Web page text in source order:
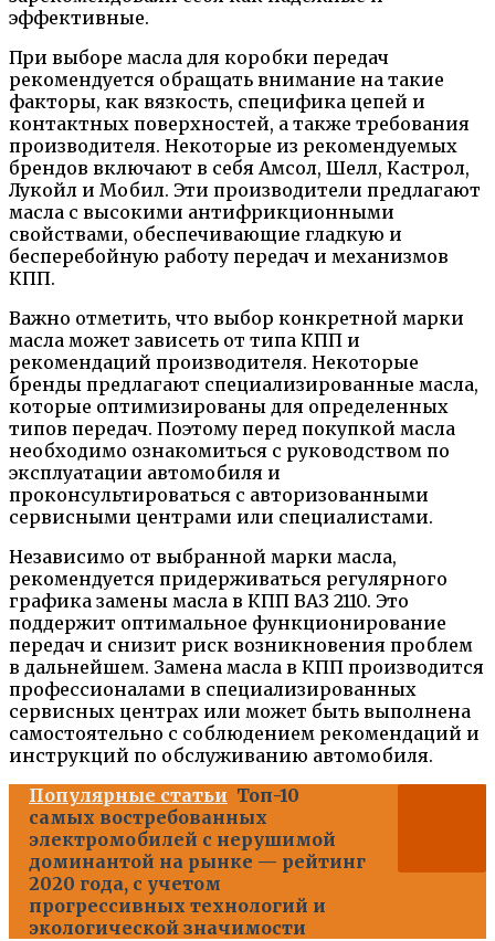
эффективные.
При выборе масла для коробки передач
рекомендуется обращать внимание на такие
факторы, как вязкость, специфика цепей и
контактных поверхностей, а также требования
производителя. Некоторые из рекомендуемых
брендов включают в себя Амсол, Шелл, Кастрол,
Лукойл и Мобил. Эти производители предлагают
масла с высокими антифрикционными
свойствами, обеспечивающие гладкую и
бесперебойную работу передач и механизмов
КПП.
Важно отметить, что выбор конкретной марки
масла может зависеть от типа КПП и
рекомендаций производителя. Некоторые
бренды предлагают специализированные масла,
которые оптимизированы для определенных
типов передач. Поэтому перед покупкой масла
необходимо ознакомиться с руководством по
эксплуатации автомобиля и
проконсультироваться с авторизованными
сервисными центрами или специалистами.
Независимо от выбранной марки масла,
рекомендуется придерживаться регулярного
графика замены масла в КПП ВАЗ 2110. Это
поддержит оптимальное функционирование
передач и снизит риск возникновения проблем
в дальнейшем. Замена масла в КПП производится
профессионалами в специализированных
сервисных центрах или может быть выполнена
самостоятельно с соблюдением рекомендаций и
инструкций по обслуживанию автомобиля.
Популярные статьи Топ-10
самых востребованных
электромобилей с нерушимой
доминантой на рынке — рейтинг
2020 года, с учетом
прогрессивных технологий и
экологической значимости